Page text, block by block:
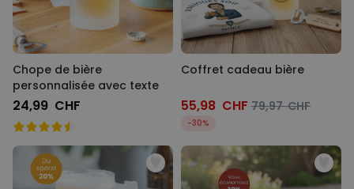
Chope de bière
personnalisée avec texte
24,99 CHF
Coffret cadeau bière
55,98 CHF 79,97 CHF
-30%